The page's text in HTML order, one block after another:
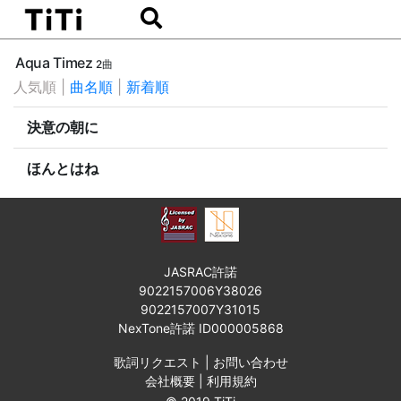
Aqua Timez2曲
人気順 曲名順 新着順
決意の朝に
ほんとはね
JASRAC許諾
9022157006Y38026
9022157007Y31015
NexTone許諾 ID000005868
歌詞リクエスト
お問い合わせ
会社概要| 利用規約